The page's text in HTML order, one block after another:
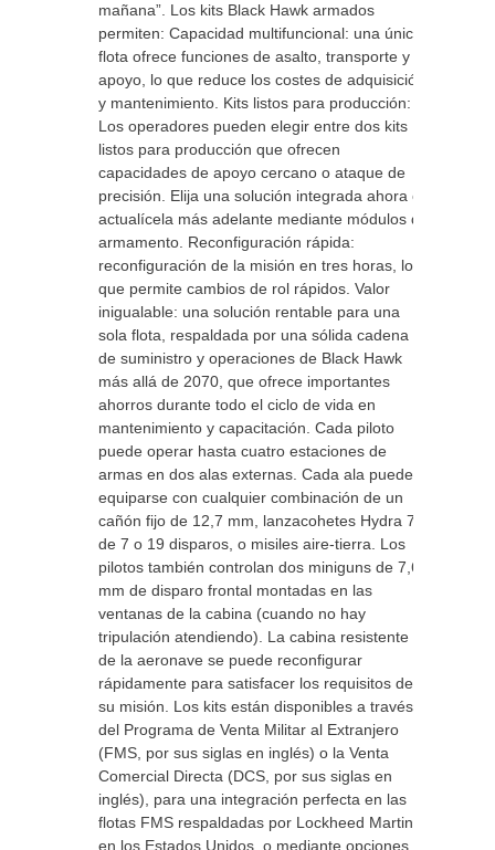
mañana”. Los kits Black Hawk armados
permiten: Capacidad multifuncional: una única
flota ofrece funciones de asalto, transporte y
apoyo, lo que reduce los costes de adquisición
y mantenimiento. Kits listos para producción:
Los operadores pueden elegir entre dos kits
listos para producción que ofrecen
capacidades de apoyo cercano o ataque de
precisión. Elija una solución integrada ahora o
actualícela más adelante mediante módulos de
armamento. Reconfiguración rápida:
reconfiguración de la misión en tres horas, lo
que permite cambios de rol rápidos. Valor
inigualable: una solución rentable para una
sola flota, respaldada por una sólida cadena
de suministro y operaciones de Black Hawk
más allá de 2070, que ofrece importantes
ahorros durante todo el ciclo de vida en
mantenimiento y capacitación. Cada piloto
puede operar hasta cuatro estaciones de
armas en dos alas externas. Cada ala puede
equiparse con cualquier combinación de un
cañón fijo de 12,7 mm, lanzacohetes Hydra 70
de 7 o 19 disparos, o misiles aire-tierra. Los
pilotos también controlan dos miniguns de 7,62
mm de disparo frontal montadas en las
ventanas de la cabina (cuando no hay
tripulación atendiendo). La cabina resistente
de la aeronave se puede reconfigurar
rápidamente para satisfacer los requisitos de
su misión. Los kits están disponibles a través
del Programa de Venta Militar al Extranjero
(FMS, por sus siglas en inglés) o la Venta
Comercial Directa (DCS, por sus siglas en
inglés), para una integración perfecta en las
flotas FMS respaldadas por Lockheed Martin
en los Estados Unidos, o mediante opciones